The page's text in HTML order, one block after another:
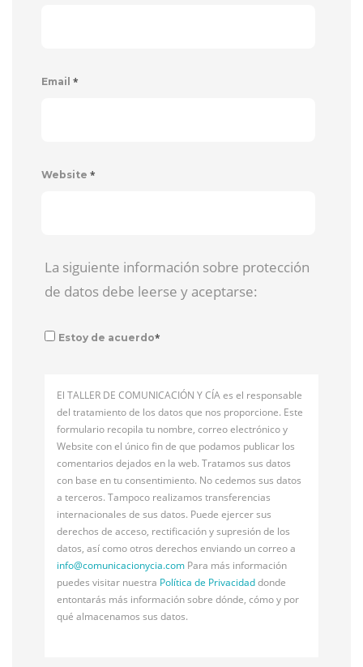
Email *
Website *
La siguiente información sobre protección
de datos debe leerse y aceptarse:
Estoy de acuerdo*
El TALLER DE COMUNICACIÓN Y CÍA es el responsable
del tratamiento de los datos que nos proporcione. Este
formulario recopila tu nombre, correo electrónico y
Website con el único fin de que podamos publicar los
comentarios dejados en la web. Tratamos sus datos
con base en tu consentimiento. No cedemos sus datos
a terceros. Tampoco realizamos transferencias
internacionales de sus datos. Puede ejercer sus
derechos de acceso, rectificación y supresión de los
datos, así como otros derechos enviando un correo a
info@comunicacionycia.com Para más información
puedes visitar nuestra Política de Privacidaddonde
entontarás más información sobre dónde, cómo y por
qué almacenamos sus datos.